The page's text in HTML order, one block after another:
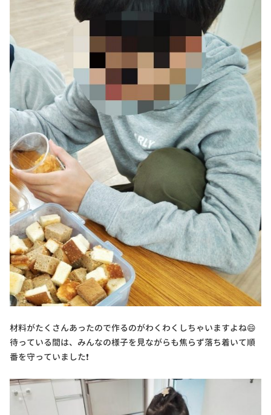
材料がたくさんあったので作るのがわくわくしちゃいますよね😄
待っている間は、みんなの様子を見ながらも焦らず落ち着いて順
番を守っていました❗